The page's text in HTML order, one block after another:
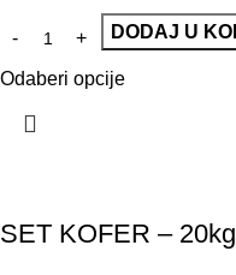
DODAJ U
Odaberi opcije
SET KOFER – 20kg